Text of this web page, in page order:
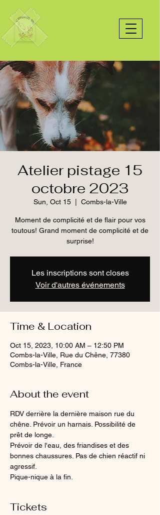
Atelier pistage 15
octobre 2023
Sun, Oct 15
  |
Combs-la-Ville
Moment de complicité et de flair pour vos
toutous! Grand moment de complicité et de
surprise!
Les inscriptions sont closes
Voir d'autres événements
Time & Location
Oct 15, 2023, 10:00 AM – 12:50 PM
Combs-la-Ville, Rue du Chêne, 77380
Combs-la-Ville, France
About the event
RDV derrière la dernière maison rue du
chêne. Prévoir un harnais. Possibilité de
prêt de longe.
Prévoir de l'eau, des friandises et des
bonnes chaussures. Pas de chien réactif ni
agressif.
Pique-nique à la fin.
Tickets